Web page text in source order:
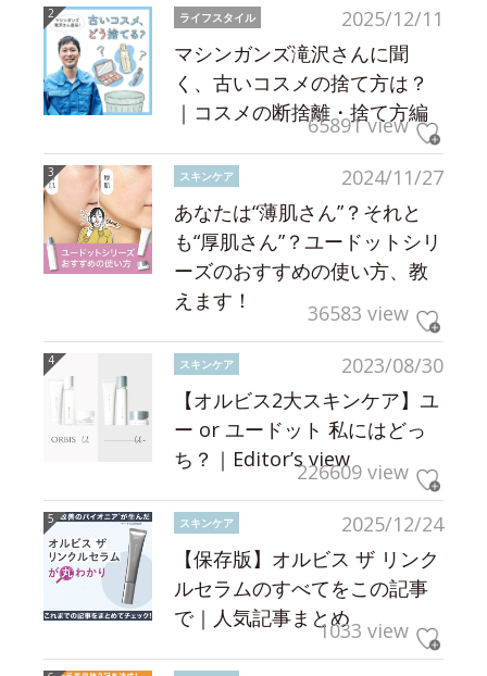
2025/12/11
ライフスタイル
マシンガンズ滝沢さんに聞
く、古いコスメの捨て方は？
｜コスメの断捨離・捨て方編
65891 view
2024/11/27
スキンケア
あなたは“薄肌さん”？それと
も“厚肌さん”？ユードットシリ
ーズのおすすめの使い方、教
えます！
36583 view
2023/08/30
スキンケア
【オルビス2大スキンケア】ユ
ー or ユードット 私にはどっ
ち？｜Editor’s view226609 view
2025/12/24
スキンケア
【保存版】オルビス ザ リンク
ルセラムのすべてをこの記事
で｜人気記事まとめ1033 view